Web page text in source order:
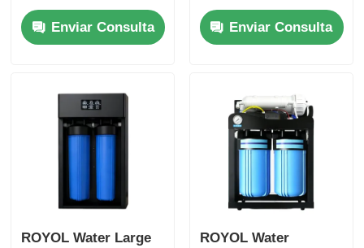
10" con recordatorio
de filtro para uso
comercial y
Enviar Consulta
recordatorio de filtro
para uso en el hogar
y la oficina
Enviar Consulta
ROYOL Water Large
ROYOL Water